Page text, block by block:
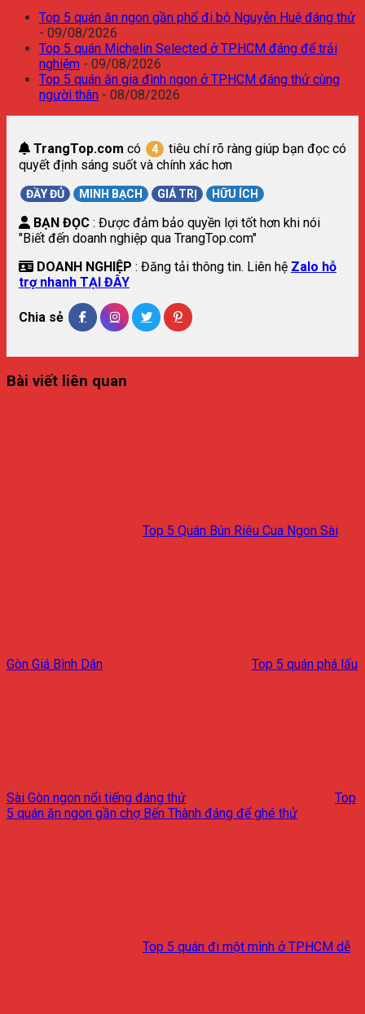
Top 5 quán ăn ngon gần phố đi bộ Nguyễn Huệ đáng thử
- 09/08/2026
Top 5 quán Michelin Selected ở TPHCM đáng để trải
nghiệm - 09/08/2026
Top 5 quán ăn gia đình ngon ở TPHCM đáng thử cùng
người thân - 08/08/2026
TrangTop.com có 4
tiêu chí rõ ràng giúp bạn đọc có
quyết định sáng suốt và chính xác hơn
ĐẦY ĐỦ MINH BẠCH GIÁ TRỊ HỮU ÍCH
BẠN ĐỌC : Được đảm bảo quyền lợi tốt hơn khi nói
"Biết đến doanh nghiệp qua TrangTop.com"
DOANH NGHIỆP : Đăng tải thông tin. Liên hệ Zalo hỗ
trợ nhanh TẠI ĐÂY
Chia sẻ
Bài viết liên quan
Top 5 Quán Bún Riêu Cua Ngon Sài
Gòn Giá Bình Dân Top 5 quán phá lấu
Sài Gòn ngon nổi tiếng đáng thử
Top
5 quán ăn ngon gần chợ Bến Thành đáng để ghé thử
Top 5 quán đi một mình ở TPHCM dễ